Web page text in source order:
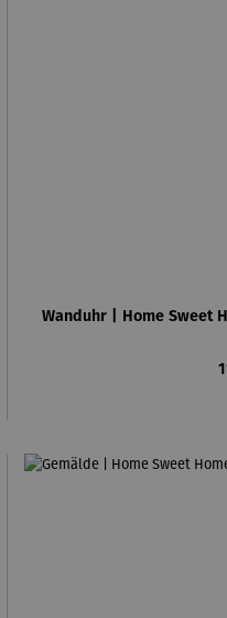
Wanduhr | Home Sweet